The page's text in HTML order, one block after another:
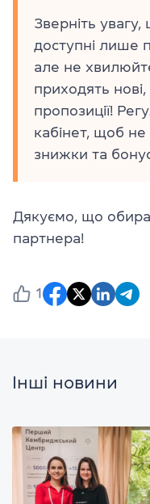
Зверніть
доступні лише
але не
приходять
пропозиції!
кабінет, щоб
знижки та
Дякуємо, що
партнера!
1
Інші новини